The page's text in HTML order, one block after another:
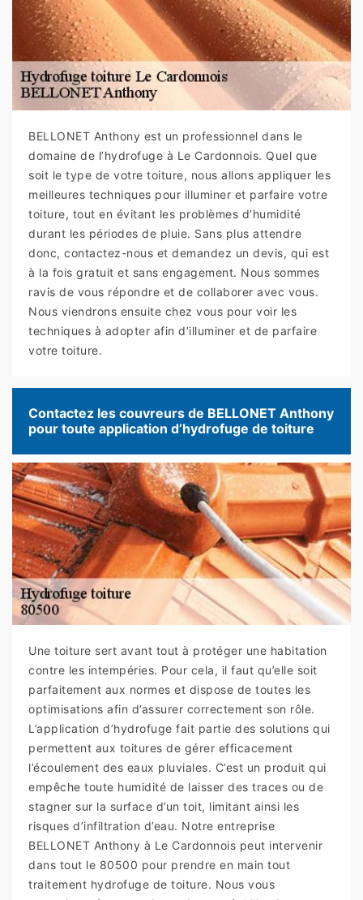
BELLONET Anthony est un professionnel dans le
domaine de l’hydrofuge à Le Cardonnois. Quel que
soit le type de votre toiture, nous allons appliquer les
meilleures techniques pour illuminer et parfaire votre
toiture, tout en évitant les problèmes d’humidité
durant les périodes de pluie. Sans plus attendre
donc, contactez-nous et demandez un devis, qui est
à la fois gratuit et sans engagement. Nous sommes
ravis de vous répondre et de collaborer avec vous.
Nous viendrons ensuite chez vous pour voir les
techniques à adopter afin d’illuminer et de parfaire
votre toiture.
Contactez les couvreurs de BELLONET Anthony
pour toute application d’hydrofuge de toiture
Une toiture sert avant tout à protéger une habitation
contre les intempéries. Pour cela, il faut qu’elle soit
parfaitement aux normes et dispose de toutes les
optimisations afin d’assurer correctement son rôle.
L’application d’hydrofuge fait partie des solutions qui
permettent aux toitures de gérer efficacement
l’écoulement des eaux pluviales. C’est un produit qui
empêche toute humidité de laisser des traces ou de
stagner sur la surface d’un toit, limitant ainsi les
risques d’infiltration d’eau. Notre entreprise
BELLONET Anthony à Le Cardonnois peut intervenir
dans tout le 80500 pour prendre en main tout
traitement hydrofuge de toiture. Nous vous